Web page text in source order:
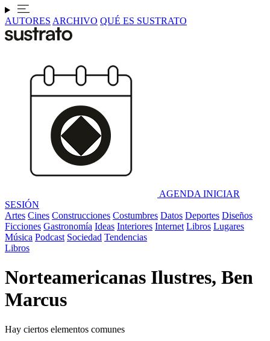
AUTORES ARCHIVO QUÉ ES SUSTRATO
AGENDA INICIAR
SESIÓN
Artes Cines Construcciones Costumbres Datos Deportes Diseños
Ficciones Gastronomía Ideas Interiores Internet Libros Lugares
Música Podcast Sociedad Tendencias
Libros
Norteamericanas Ilustres, Ben
Marcus
Hay ciertos elementos comunes